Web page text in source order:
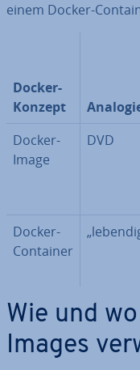
einem Docker-
Docker-
Konzept
Docker-
Image
DVD
Docker-
Container
Wie und
Images